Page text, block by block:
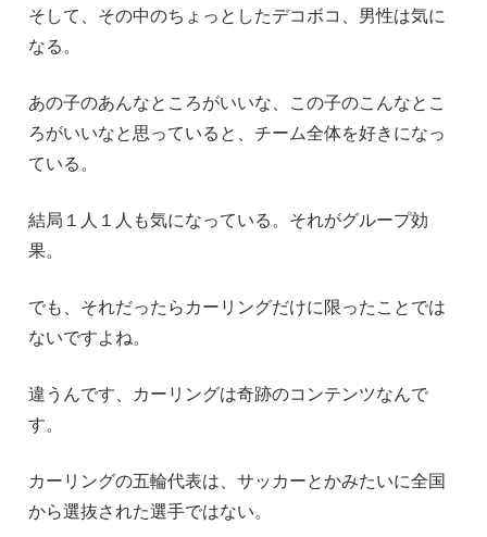
そして、その中のちょっとしたデコボコ、男性は気に
なる。
あの子のあんなところがいいな、この子のこんなとこ
ろがいいなと思っていると、チーム全体を好きになっ
ている。
結局１人１人も気になっている。それがグループ効
果。
でも、それだったらカーリングだけに限ったことでは
ないですよね。
違うんです、カーリングは奇跡のコンテンツなんで
す。
カーリングの五輪代表は、サッカーとかみたいに全国
から選抜された選手ではない。